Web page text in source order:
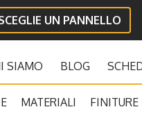
UN PANNELLO
SIAMO BLOG
MATERIALI FINITURE